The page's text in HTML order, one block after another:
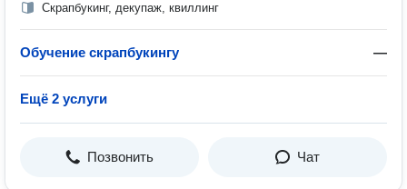
Скрапбукинг, декупаж, квиллинг
Обучение скрапбукингу —
Ещё 2 услуги
Позвонить Чат